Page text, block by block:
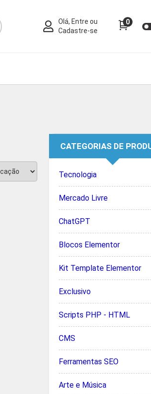
Olá, Entre ou
Cadastre-se
0
CATEGORIAS DE
Tecnologia
Mercado Livre
ChatGPT
Blocos Elementor
Kit Template Elementor
Exclusivo
Scripts PHP - HTML
CMS
Ferramentas SEO
Arte e Música